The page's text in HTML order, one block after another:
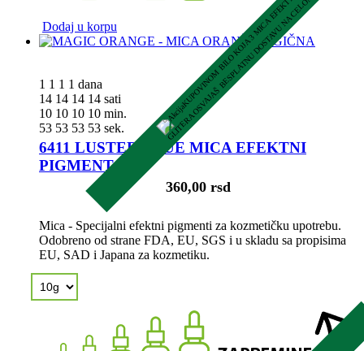
Dodaj u korpu U
1 1 1 1 dana
14 14 14 14 sati
10 10 10 10 min.
52 52 52 52 sek.
6411 LUSTER BLUE MICA EFEKTNI
PIGMENT
360,00 rsd
Mica - Specijalni efektni pigmenti za kozmetičku upotrebu.
Odobreno od strane FDA, EU, SGS i u skladu sa propisima
EU, SAD i Japana za kozmetiku.